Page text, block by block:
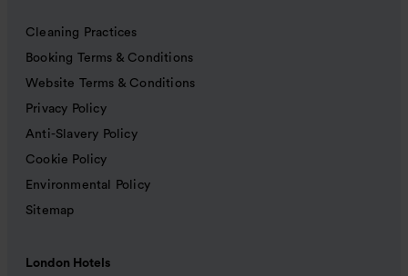
Cleaning Practices
Booking Terms & Conditions
Website Terms & Conditions
Privacy Policy
Anti-Slavery Policy
Cookie Policy
Environmental Policy
Sitemap
London Hotels